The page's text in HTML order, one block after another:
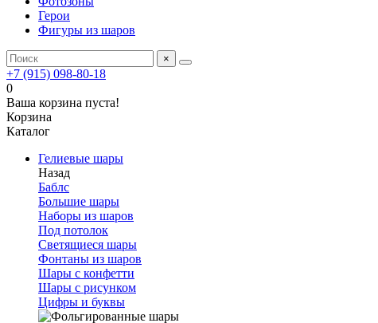
Герои
Фигуры из шаров
×
+7 (915) 098-80-18
0
Ваша корзина пуста!
Корзина
Каталог
Гелиевые шары
Назад
Баблс
Большие шары
Наборы из шаров
Под потолок
Светящиеся шары
Фонтаны из шаров
Шары с конфетти
Шары с рисунком
Цифры и буквы